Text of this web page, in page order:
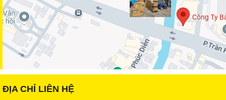
ĐỊA CHỈ LIÊN HỆ